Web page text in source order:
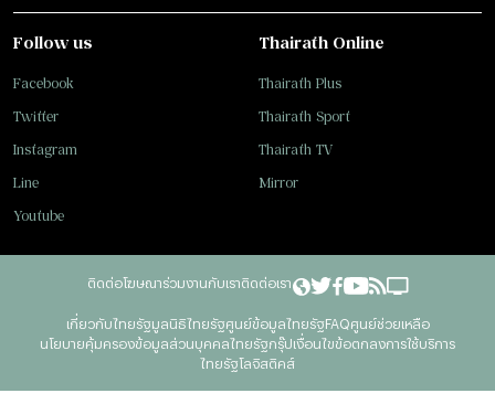
Follow us
Facebook
Twitter
Instagram
Line
Youtube
Thairath Online
Thairath Plus
Thairath Sport
Thairath TV
Mirror
ติดต่อโฆษณาร่วมงานกับเราติดต่อเรา
เกี่ยวกับไทยรัฐมูลนิธิไทยรัฐศูนย์ข้อมูลไทยรัฐFAQศูนย์ช่วยเหลือ
นโยบายคุ้มครองข้อมูลส่วนบุคคลไทยรัฐกรุ๊ปเงื่อนไขข้อตกลงการใช้บริการ
ไทยรัฐโลจิสติคส์